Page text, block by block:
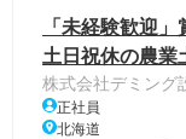
「未経験歓迎
土日祝休の農業
株式会社デミング
正社員
北海道